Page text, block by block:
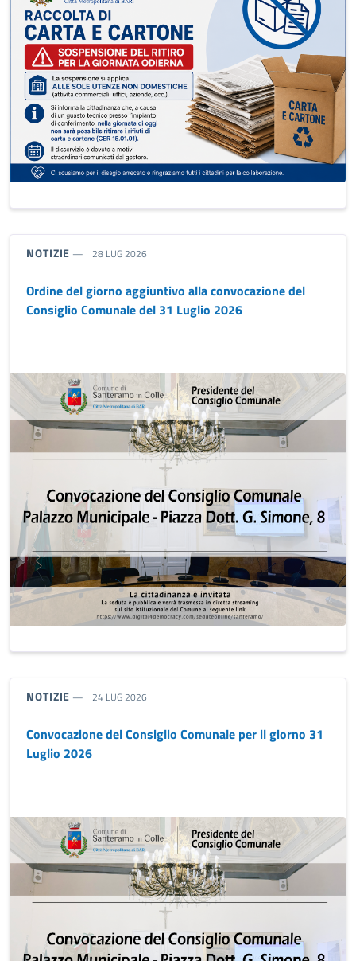
TIPO NOTIZIA:
NOTIZIE 28 LUG 2026
Ordine del giorno aggiuntivo alla convocazione del
Consiglio Comunale del 31 Luglio 2026
TIPO NOTIZIA:
NOTIZIE 24 LUG 2026
Convocazione del Consiglio Comunale per il giorno 31
Luglio 2026